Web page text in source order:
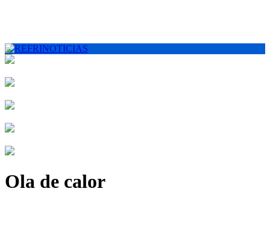
Ola de calor